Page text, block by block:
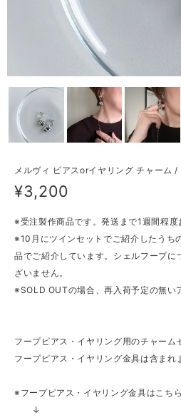
メルヴィ ピアスorイヤリング チャー
¥3,200
※受注製作商品です。発送まで1週間程度
※10月にツインセットでご紹介したうち
品でご紹介しています。シェルフープに
ざいません。
※SOLD OUTの場合、再入荷予定の無い
フープピアス・イヤリング用のチャーム
フープピアス・イヤリング金具は含まれ
※フープピアス・イヤリング金具はこち
↓